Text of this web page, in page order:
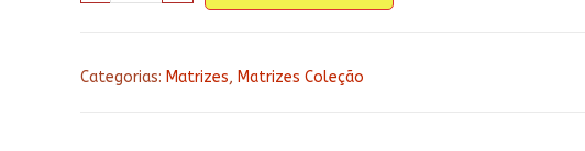
cozinha
Categorias: Matrizes, Matrizes Coleção